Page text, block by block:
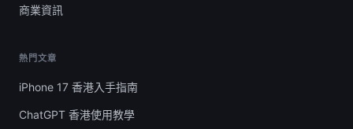
商業資訊
熱門文章
iPhone 17 香港入手指南
ChatGPT 香港使用教學